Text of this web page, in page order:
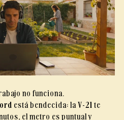
no funciona.
está bendecida: la V-21 te
el metro es puntual y